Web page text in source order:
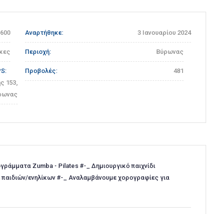
Αναρτήθηκε: 3 Ιανουαρίου 2024
Περιοχή: Βύρωνας
153,
Προβολές: 481
Zumba - Pilates #-_ Δημιουργικό παιχνίδι
ενηλίκων #-_ Αναλαμβάνουμε χορογραφίες για